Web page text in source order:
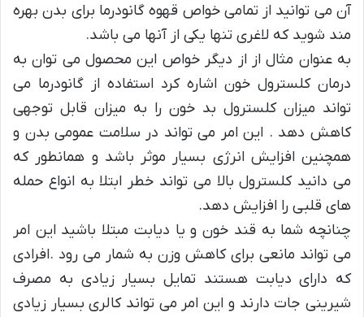
آن می توانید از تمامی خواص قهوه گانودرما برای بدن بهره
مند شوید که لاغری تنها یکی از آنها می باشد.
به عنوان مثال از از دیگر خواص این محصول می توان به
درمان کلسترول خون اشاره کرد استفاده از گانودرما می
تواند میزان کلسترول بد خون را به میزان قابل توجهی
کاهش دهد . این امر می تواند در سلامت عمومی بدن و
همچنین افزایش انرژی بسیار موثر باشد و همانطور که
می دانید کلسترول بالا می تواند خطر ابتلا به انواع حمله
های قلبی را افزایش دهد.
چنانچه شما به قند خون و یا دیابت مبتلا باشید این امر
می تواند مانعی برای کاهش وزن به شمار می رود .افرادی
که دارای دیابت هستند تمایل بسیار زیادی به مصرف
شیرینی جات دارند و این امر می تواند کالری بسیار زیادی